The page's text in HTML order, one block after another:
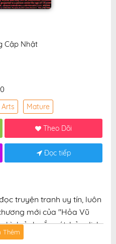
Cập Nhật
Mature
Theo Dõi
Đọc tiếp
truyện tranh uy tín, luôn
mới của "Hỏa Vũ
hình ảnh sắc nét, bản dịch
mang đến trải nghiệm
Thêm